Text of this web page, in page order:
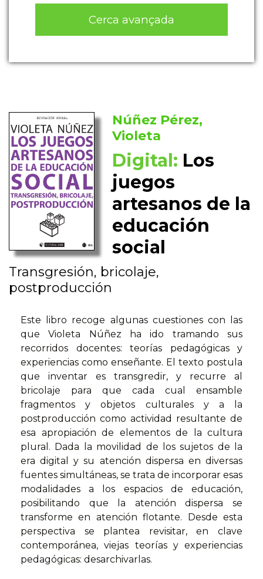
Cerca avançada
Núñez Pérez,
Violeta
Digital: Los
juegos
artesanos de la
educación
social
Transgresión, bricolaje,
postproducción
Este libro recoge algunas cuestiones con las
que Violeta Núñez ha ido tramando sus
recorridos docentes: teorías pedagógicas y
experiencias como enseñante. El texto postula
que inventar es transgredir, y recurre al
bricolaje para que cada cual ensamble
fragmentos y objetos culturales y a la
postproducción como actividad resultante de
esa apropiación de elementos de la cultura
plural. Dada la movilidad de los sujetos de la
era digital y su atención dispersa en diversas
fuentes simultáneas, se trata de incorporar esas
modalidades a los espacios de educación,
posibilitando que la atención dispersa se
transforme en atención flotante. Desde esta
perspectiva se plantea revisitar, en clave
contemporánea, viejas teorías y experiencias
pedagógicas: desarchivarlas.